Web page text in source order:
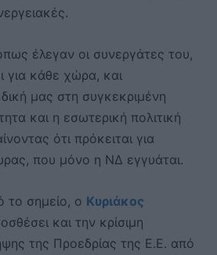
έλεγαν οι συνεργάτες του,
για κάθε χώρα, και
μας στη συγκεκριμένη
και η εσωτερική πολιτική
ότι πρόκειται για
που μόνο η ΝΔ εγγυάται.
το σημείο, ο Κυριάκος
και την κρίσιμη
της Προεδρίας της Ε.Ε. από